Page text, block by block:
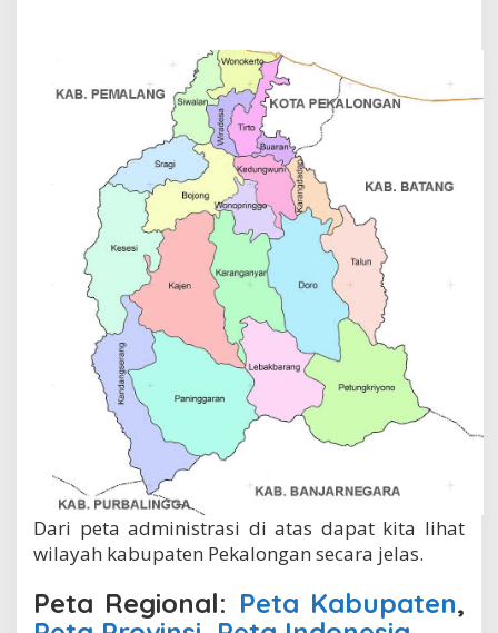
Dari peta administrasi di atas dapat kita lihat
wilayah kabupaten Pekalongan secara jelas.
Peta Regional: Peta Kabupaten,